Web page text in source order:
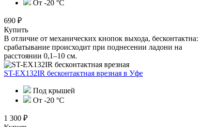
От -20 °C
690 ₽
Купить
В отличие от механических кнопок выхода, бесконтактна:
срабатывание происходит при поднесении ладони на
расстоянии 0,1–10 см.
ST-EX132IR бесконтактная врезная в Уфе
Под крышей
От -20 °С
1 300 ₽